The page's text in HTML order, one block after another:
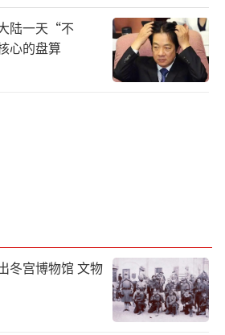
陆一天“不
心的盘算
冬宫博物馆 文物